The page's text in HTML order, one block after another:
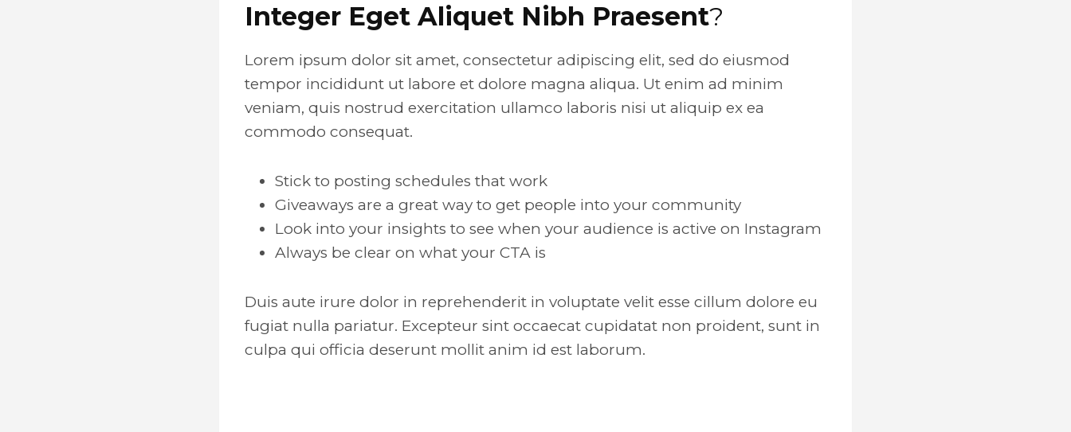
Integer Eget Aliquet Nibh Praesent?
Lorem ipsum dolor sit amet, consectetur adipiscing elit, sed do eiusmod
tempor incididunt ut labore et dolore magna aliqua. Ut enim ad minim
veniam, quis nostrud exercitation ullamco laboris nisi ut aliquip ex ea
commodo consequat.
Stick to posting schedules that work
Giveaways are a great way to get people into your community
Look into your insights to see when your audience is active on Instagram
Always be clear on what your CTA is
Duis aute irure dolor in reprehenderit in voluptate velit esse cillum dolore eu
fugiat nulla pariatur. Excepteur sint occaecat cupidatat non proident, sunt in
culpa qui officia deserunt mollit anim id est laborum.